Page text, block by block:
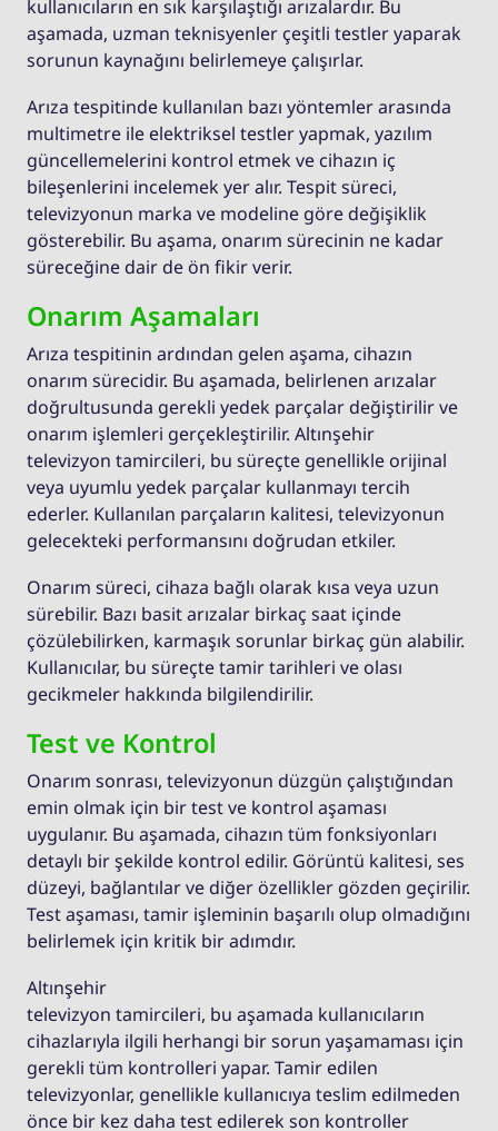
kullanıcıların en sık karşılaştığı arızalardır. Bu
aşamada, uzman teknisyenler çeşitli testler yaparak
sorunun kaynağını belirlemeye çalışırlar.
Arıza tespitinde kullanılan bazı yöntemler arasında
multimetre ile elektriksel testler yapmak, yazılım
güncellemelerini kontrol etmek ve cihazın iç
bileşenlerini incelemek yer alır. Tespit süreci,
televizyonun marka ve modeline göre değişiklik
gösterebilir. Bu aşama, onarım sürecinin ne kadar
süreceğine dair de ön fikir verir.
Onarım Aşamaları
Arıza tespitinin ardından gelen aşama, cihazın
onarım sürecidir. Bu aşamada, belirlenen arızalar
doğrultusunda gerekli yedek parçalar değiştirilir ve
onarım işlemleri gerçekleştirilir. Altınşehir
televizyon tamircileri, bu süreçte genellikle orijinal
veya uyumlu yedek parçalar kullanmayı tercih
ederler. Kullanılan parçaların kalitesi, televizyonun
gelecekteki performansını doğrudan etkiler.
Onarım süreci, cihaza bağlı olarak kısa veya uzun
sürebilir. Bazı basit arızalar birkaç saat içinde
çözülebilirken, karmaşık sorunlar birkaç gün alabilir.
Kullanıcılar, bu süreçte tamir tarihleri ve olası
gecikmeler hakkında bilgilendirilir.
Test ve Kontrol
Onarım sonrası, televizyonun düzgün çalıştığından
emin olmak için bir test ve kontrol aşaması
uygulanır. Bu aşamada, cihazın tüm fonksiyonları
detaylı bir şekilde kontrol edilir. Görüntü kalitesi, ses
düzeyi, bağlantılar ve diğer özellikler gözden geçirilir.
Test aşaması, tamir işleminin başarılı olup olmadığını
belirlemek için kritik bir adımdır.
Altınşehir
televizyon tamircileri, bu aşamada kullanıcıların
cihazlarıyla ilgili herhangi bir sorun yaşamaması için
gerekli tüm kontrolleri yapar. Tamir edilen
televizyonlar, genellikle kullanıcıya teslim edilmeden
önce bir kez daha test edilerek son kontroller